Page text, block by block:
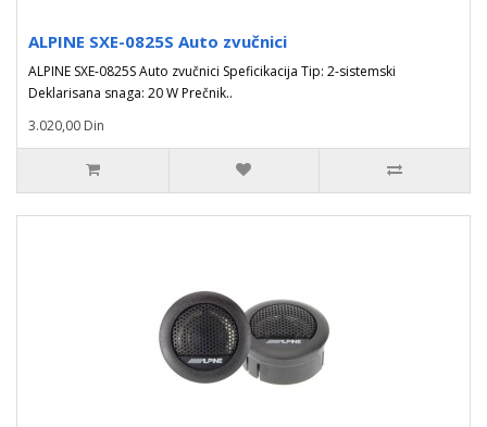
ALPINE SXE-0825S Auto zvučnici
ALPINE SXE-0825S Auto zvučnici Speficikacija Tip: 2-sistemski
Deklarisana snaga: 20 W Prečnik..
3.020,00 Din